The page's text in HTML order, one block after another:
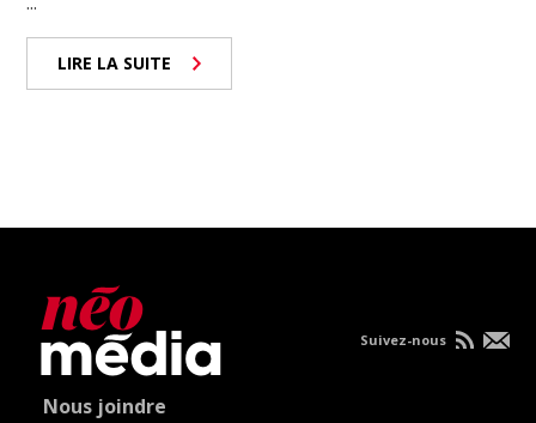
LIRE LA SUITE
Nous joindre
Suivez-nous